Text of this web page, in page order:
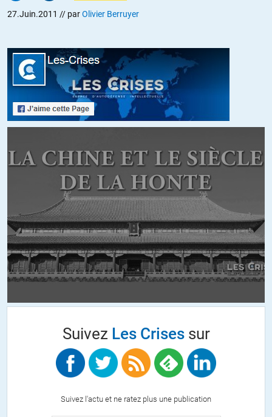
27.Juin.2011 // parOlivier Berruyer
Suivez Les Crisessur
Suivez l'actu et ne ratez plus une publication